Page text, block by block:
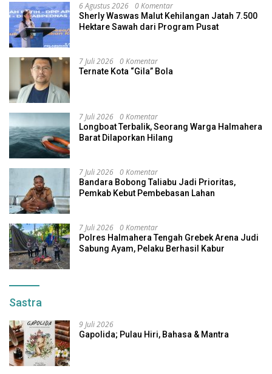
6 Agustus 2026 0 Komentar
Sherly Waswas Malut Kehilangan Jatah 7.500
Hektare Sawah dari Program Pusat
7 Juli 2026 0 Komentar
Ternate Kota “Gila” Bola
7 Juli 2026 0 Komentar
Longboat Terbalik, Seorang Warga Halmahera
Barat Dilaporkan Hilang
7 Juli 2026 0 Komentar
Bandara Bobong Taliabu Jadi Prioritas,
Pemkab Kebut Pembebasan Lahan
7 Juli 2026 0 Komentar
Polres Halmahera Tengah Grebek Arena Judi
Sabung Ayam, Pelaku Berhasil Kabur
Sastra
9 Juli 2026
Gapolida; Pulau Hiri, Bahasa & Mantra